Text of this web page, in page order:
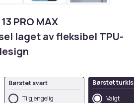
PRO MAX
laget av fleksibel TPU-
Børstet svart
Tilgjengelig
Børstet turkis
Valgt